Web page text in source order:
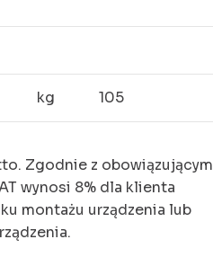
kg 105
Zgodnie z obowiązującym
wynosi 8% dla klienta
montażu urządzenia lub